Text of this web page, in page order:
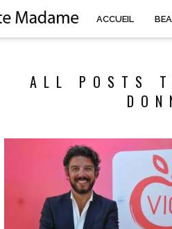
ACCUEIL
ALL POSTS